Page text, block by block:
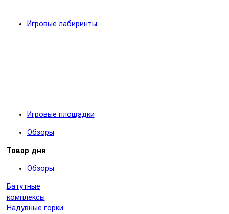
Игровые лабиринты
Игровые площадки
Обзоры
Товар дня
Обзоры
Батутные
комплексы
Надувные горки